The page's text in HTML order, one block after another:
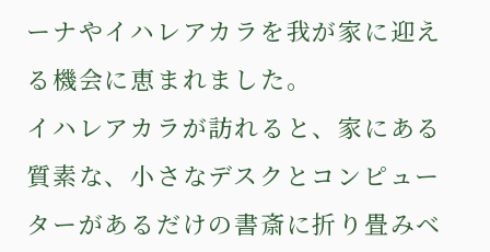
ーナやイハレアカラを我が家に迎え
る機会に恵まれました。
イハレアカラが訪れると、家にある
質素な、小さなデスクとコンピュー
ターがあるだけの書斎に折り畳みベ